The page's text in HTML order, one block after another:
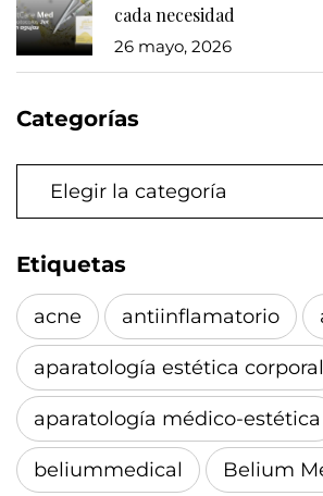
cada necesidad
26 mayo, 2026
Categorías
Categorías
Etiquetas
acne antiinflamatorio
aparatología estética corporal
aparatología médico-estética
beliummedical Belium